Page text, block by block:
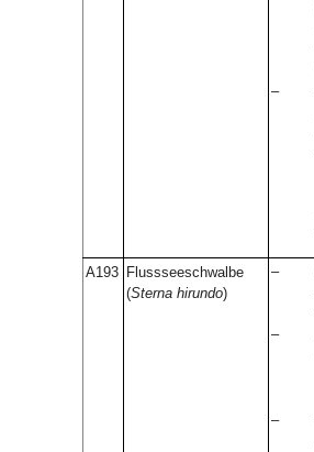
–
A193 Flussseeschwalbe
(Sterna hirundo)
–
–
–